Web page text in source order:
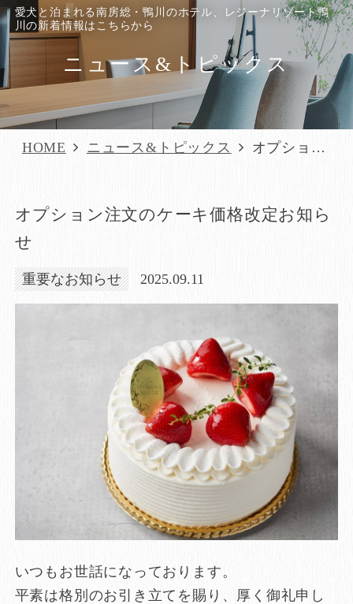
愛犬と泊まれる南房総・鴨川のホテル、レジーナリゾート鴨
川の新着情報はこちらから
ニュース&トピックス
HOME ニュース&トピックス
オプション
らせ
オプション注文のケーキ価格改定お知ら
せ
重要なお知らせ 2025.09.11
いつもお世話になっております。
平素は格別のお引き立てを賜り、厚く御礼申し